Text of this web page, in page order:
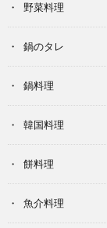
野菜料理
鍋のタレ
鍋料理
韓国料理
餅料理
魚介料理